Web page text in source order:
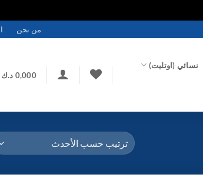
من نحن
نسائي (اوتليت)
0,000 د.ك